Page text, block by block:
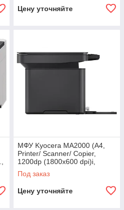
Цену уточняйте
МФУ Kyocera MA2000 (А4,
Printer/ Scanner/ Copier,
1200dp (1800x600 dpi)i,
Mono, 20 ppm, 32MB,
450Mhz, tray 150
Под заказ
Цену уточняйте